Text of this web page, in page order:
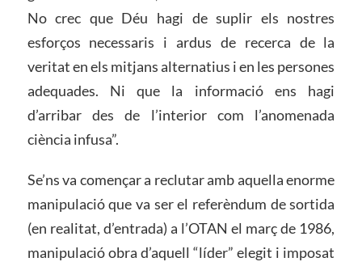
No crec que Déu hagi de suplir els nostres
esforços necessaris i ardus de recerca de la
veritat en els mitjans alternatius i en les persones
adequades. Ni que la informació ens hagi
d’arribar des de l’interior com l’anomenada
ciència infusa”.
Se’ns va començar a reclutar amb aquella enorme
manipulació que va ser el referèndum de sortida
(en realitat, d’entrada) a l’OTAN el març de 1986,
manipulació obra d’aquell “líder” elegit i imposat